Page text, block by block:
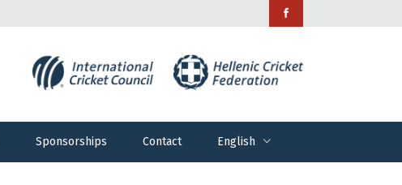
Sponsorships Contact English